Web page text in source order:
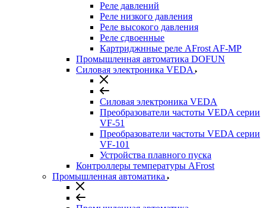
Реле давлений
Реле низкого давления
Реле высокого давления
Реле сдвоенные
Картриджнные реле AFrost AF-MP
Промышленная автоматика DOFUN
Силовая электроника VEDA
Силовая электроника VEDA
Преобразователи частоты VEDA серии
VF-51
Преобразователи частоты VEDA серии
VF-101
Устройства плавного пуска
Контроллеры температуры AFrost
Промышленная автоматика